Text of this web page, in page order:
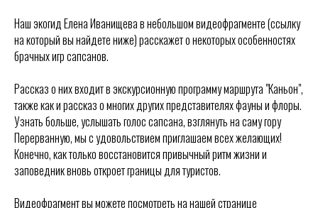
Наш экогид Елена Иванищева в небольшом видеофрагменте (ссылку
на который вы найдете ниже) расскажет о некоторых особенностях
брачных игр сапсанов.
Рассказ о них входит в экскурсионную программу маршрута "Каньон",
также как и рассказ о многих других представителях фауны и флоры.
Узнать больше, услышать голос сапсана, взглянуть на саму гору
Перерванную, мы с удовольствием приглашаем всех желающих!
Конечно, как только восстановится привычный ритм жизни и
заповедник вновь откроет границы для туристов.
Видеофрагмент вы можете посмотреть на нашей странице